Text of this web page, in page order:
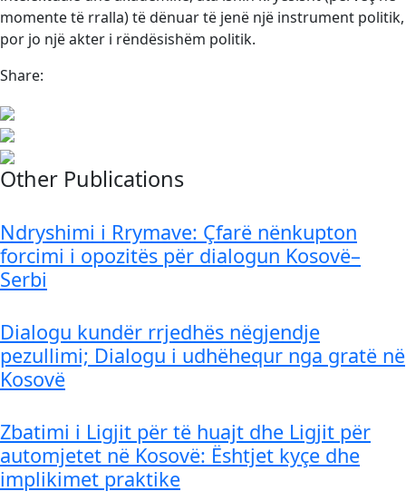
momente të rralla) të dënuar të jenë një instrument politik,
por jo një akter i rëndësishëm politik.
Share:
Other Publications
Ndryshimi i Rrymave: Çfarë nënkupton
forcimi i opozitës për dialogun Kosovë–
Serbi
Dialogu kundër rrjedhës nëgjendje
pezullimi; Dialogu i udhëhequr nga gratë në
Kosovë
Zbatimi i Ligjit për të huajt dhe Ligjit për
automjetet në Kosovë: Ështjet kyçe dhe
implikimet praktike